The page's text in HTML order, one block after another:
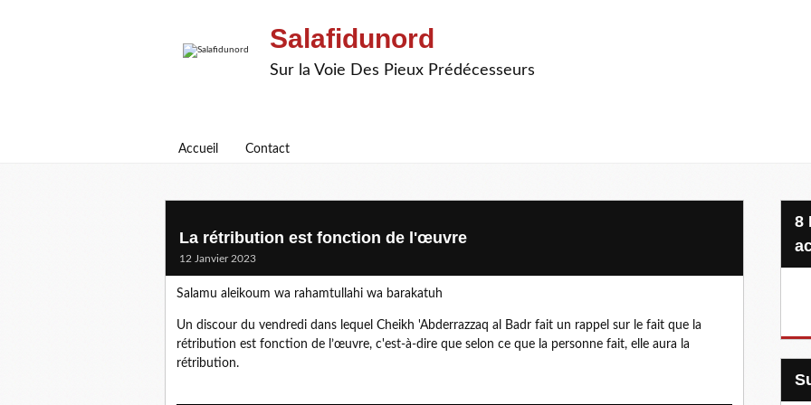
Salafidunord
Sur la Voie Des Pieux Prédécesseurs
Accueil Contact
La rétribution est fonction de l'œuvre
12 Janvier 2023
Salamu aleikoum wa rahamtullahi wa barakatuh
Un discour du vendredi dans lequel Cheikh 'Abderrazzaq al Badr fait un rappel sur le fait que la
rétribution est fonction de l’œuvre, c'est-à-dire que selon ce que la personne fait, elle aura la
rétribution.
8 Projets, 20 €, une seule